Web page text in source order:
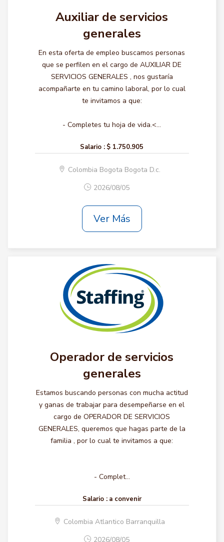
Auxiliar de servicios
generales
En esta oferta de empleo buscamos personas
que se perfilen en el cargo de AUXILIAR DE
SERVICIOS GENERALES , nos gustaría
acompañarte en tu camino laboral, por lo cual
te invitamos a que:
- Completes tu hoja de vida.<...
Salario : $ 1.750.905
Colombia Bogota Bogota D.c.
2026/08/05
Ver Más
Operador de servicios
generales
Estamos buscando personas con mucha actitud
y ganas de trabajar para desempeñarse en el
cargo de OPERADOR DE SERVICIOS
GENERALES, queremos que hagas parte de la
familia , por lo cual te invitamos a que:
- Complet...
Salario : a convenir
Colombia Atlantico Barranquilla
2026/08/05